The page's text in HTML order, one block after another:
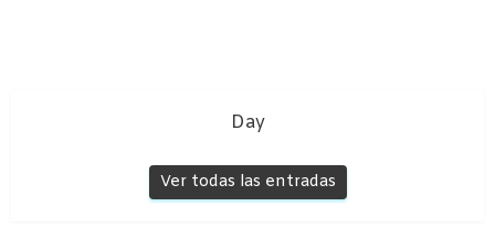
Day
Ver todas las entradas